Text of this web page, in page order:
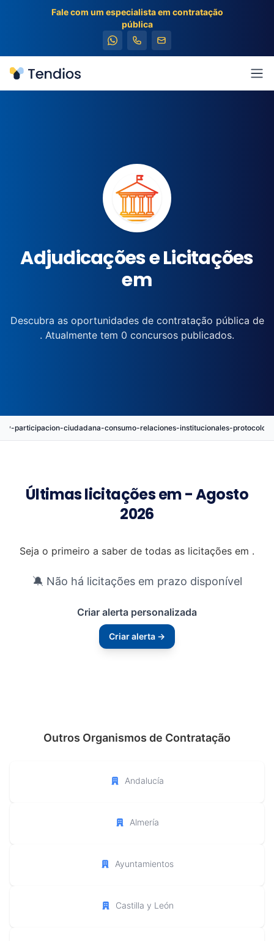
Fale com um especialista em contratação
pública
Tendios
Adjudicações e Licitações
em
Descubra as oportunidades de contratação pública de
. Atualmente tem 0 concursos publicados.
y-participacion-ciudadana-consumo-relaciones-institucionales-
Últimas licitações em - Agosto
2026
Seja o primeiro a saber de todas as licitações em .
🔕 Não há licitações em prazo disponível
Criar alerta personalizada
Criar alerta →
Outros Organismos de Contratação
Andalucía
Almería
Ayuntamientos
Castilla y León